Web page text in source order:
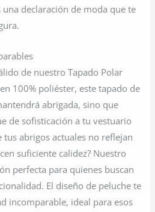
declaración de moda que te
de nuestro Tapado Polar
100% poliéster, este tapado de
abrigada, sino que
de sofisticación a tu vestuario
tus abrigos actuales no reflejan
suficiente calidez? Nuestro
perfecta para quienes buscan
El diseño de peluche te
incomparable, ideal para esos